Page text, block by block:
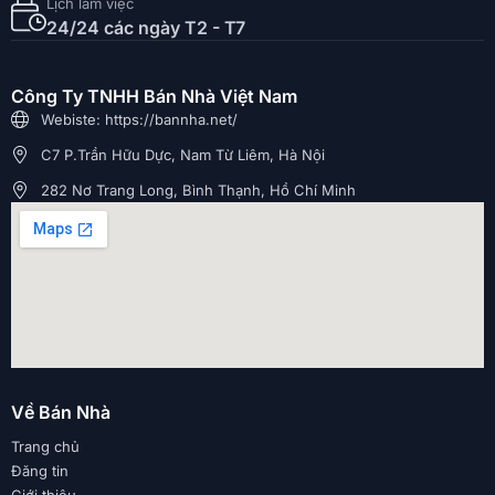
24/24 các ngày T2 - T7
Công Ty TNHH Bán Nhà Việt Nam
Webiste: https://bannha.net/
C7 P.Trần Hữu Dực, Nam Từ Liêm, Hà Nội
282 Nơ Trang Long, Bình Thạnh, Hồ Chí Minh
Về Bán Nhà
Trang chủ
Đăng tin